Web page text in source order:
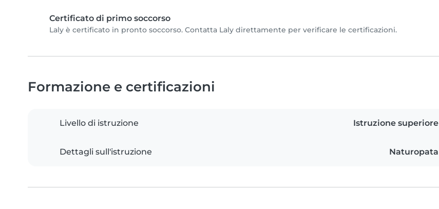
Certificato di primo soccorso
Laly è certificato in pronto soccorso. Contatta Laly direttamente per verificare le certificazioni.
Formazione e certificazioni
Livello di istruzione Istruzione superiore
Dettagli sull'istruzione Naturopata